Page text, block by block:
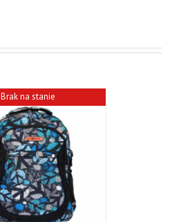
Brak na stanie